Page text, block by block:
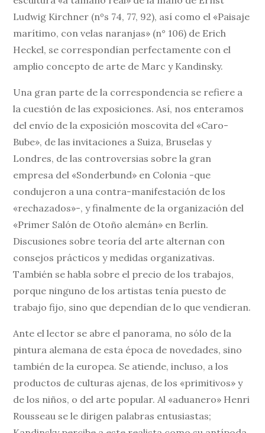
Ludwig Kirchner (nºs 74, 77, 92), así como el «Paisaje
marítimo, con velas naranjas» (n° 106) de Erich
Heckel, se correspondían perfectamente con el
amplio concepto de arte de Marc y Kandinsky.
Una gran parte de la correspondencia se refiere a
la cuestión de las exposiciones. Así, nos enteramos
del envío de la exposición moscovita del «Caro-
Bube», de las invitaciones a Suiza, Bruselas y
Londres, de las controversias sobre la gran
empresa del «Sonderbund» en Colonia -que
condujeron a una contra-manifestación de los
«rechazados»-, y finalmente de la organización del
«Primer Salón de Otoño alemán» en Berlín.
Discusiones sobre teoría del arte alternan con
consejos prácticos y medidas organizativas.
También se habla sobre el precio de los trabajos,
porque ninguno de los artistas tenía puesto de
trabajo fijo, sino que dependían de lo que vendieran.
Ante el lector se abre el panorama, no sólo de la
pintura alemana de esta época de novedades, sino
también de la europea. Se atiende, incluso, a los
productos de culturas ajenas, de los «primitivos» y
de los niños, o del arte popular. Al «aduanero» Henri
Rousseau se le dirigen palabras entusiastas;